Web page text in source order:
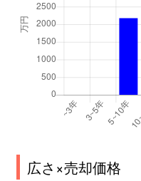
広さ×売却価格